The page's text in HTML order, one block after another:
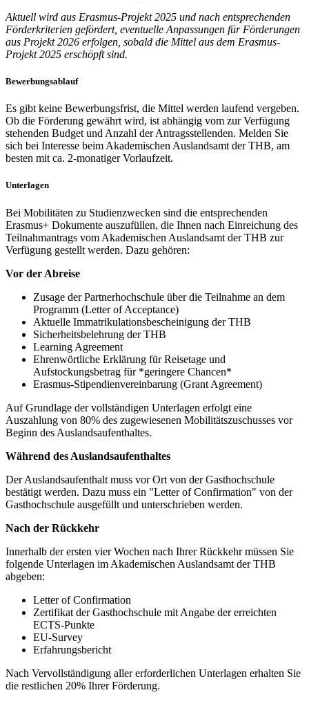
Aktuell wird aus Erasmus-Projekt 2025 und nach entsprechenden
Förderkriterien gefördert, eventuelle Anpassungen für Förderungen
aus Projekt 2026 erfolgen, sobald die Mittel aus dem Erasmus-
Projekt 2025 erschöpft sind.
Bewerbungsablauf
Es gibt keine Bewerbungsfrist, die Mittel werden laufend vergeben.
Ob die Förderung gewährt wird, ist abhängig vom zur Verfügung
stehenden Budget und Anzahl der Antragsstellenden. Melden Sie
sich bei Interesse beim Akademischen Auslandsamt der THB, am
besten mit ca. 2-monatiger Vorlaufzeit.
Unterlagen
Bei Mobilitäten zu Studienzwecken sind die entsprechenden
Erasmus+ Dokumente auszufüllen, die Ihnen nach Einreichung des
Teilnahmantrags vom Akademischen Auslandsamt der THB zur
Verfügung gestellt werden. Dazu gehören:
Vor der Abreise
Zusage der Partnerhochschule über die Teilnahme an dem
Programm (Letter of Acceptance)
Aktuelle Immatrikulationsbescheinigung der THB
Sicherheitsbelehrung der THB
Learning Agreement
Ehrenwörtliche Erklärung für Reisetage und
Aufstockungsbetrag für *geringere Chancen*
Erasmus-Stipendienvereinbarung (Grant Agreement)
Auf Grundlage der vollständigen Unterlagen erfolgt eine
Auszahlung von 80% des zugewiesenen Mobilitätszuschusses vor
Beginn des Auslandsaufenthaltes.
Während des Auslandsaufenthaltes
Der Auslandsaufenthalt muss vor Ort von der Gasthochschule
bestätigt werden. Dazu muss ein "Letter of Confirmation" von der
Gasthochschule ausgefüllt und unterschrieben werden.
Nach der Rückkehr
Innerhalb der ersten vier Wochen nach Ihrer Rückkehr müssen Sie
folgende Unterlagen im Akademischen Auslandsamt der THB
abgeben:
Letter of Confirmation
Zertifikat der Gasthochschule mit Angabe der erreichten
ECTS-Punkte
EU-Survey
Erfahrungsbericht
Nach Vervollständigung aller erforderlichen Unterlagen erhalten Sie
die restlichen 20% Ihrer Förderung.